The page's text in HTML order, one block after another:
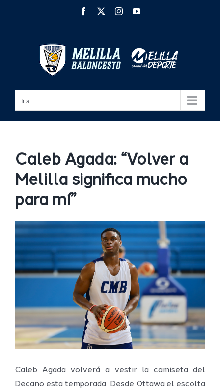
Facebook InstagramYouTube
Ir a...
Caleb Agada: “Volver a
Melilla significa mucho
para mí”
Ver
imagen
más
grande
Caleb Agada volverá a vestir la camiseta del
Decano esta temporada. Desde Ottawa el escolta